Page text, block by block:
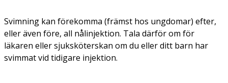
Svimning kan förekomma (främst hos ungdomar) efter,
eller även före, all nålinjektion. Tala därför om för
läkaren eller sjuksköterskan om du eller ditt barn har
svimmat vid tidigare injektion.